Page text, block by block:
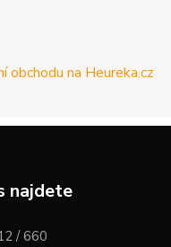
najdete
/ 660